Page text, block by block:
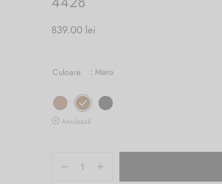
839.00 lei
Culoare : Maro
Anulează